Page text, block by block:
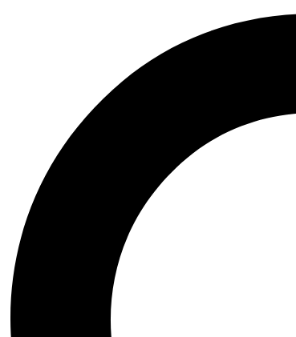
Porovnať
EX – ALMOND ZERO 250g – natural
10,14